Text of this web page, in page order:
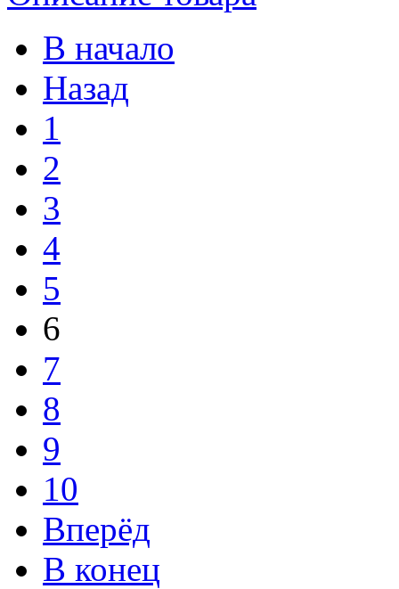
В начало
Назад
1
2
3
4
5
6
7
8
9
10
Вперёд
В конец